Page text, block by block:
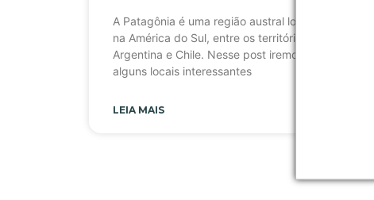
A Patagônia é uma região austral localizada
na América do Sul, entre os territórios da
Argentina e Chile. Nesse post iremos indicar
alguns locais interessantes
LEIA MAIS